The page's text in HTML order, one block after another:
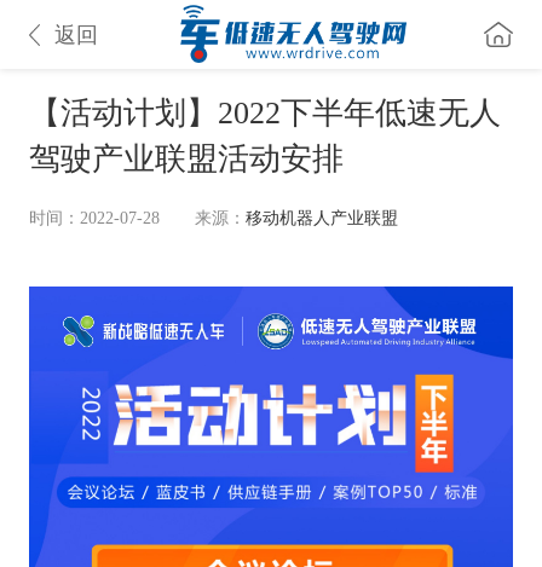
返回
【活动计划】2022下半年低速无人
驾驶产业联盟活动安排
时间：2022-07-28 来源： 移动机器人产业联盟